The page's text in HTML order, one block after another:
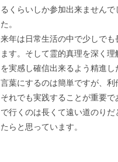
るくらいしか参加出来ません
た。
来年は日常生活の中で少しで
ます。そして霊的真理を深く
を実感し確信出来るよう精進し
言葉にするのは簡単ですが、利
それでも実践することが重要
で行くのは長くて遠い道のり
たらと思っています。